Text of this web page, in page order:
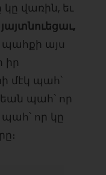
կը վառին, եւ
պահքի այս
իր
մէկ պահ՝
պահ՝ որ
որ կը